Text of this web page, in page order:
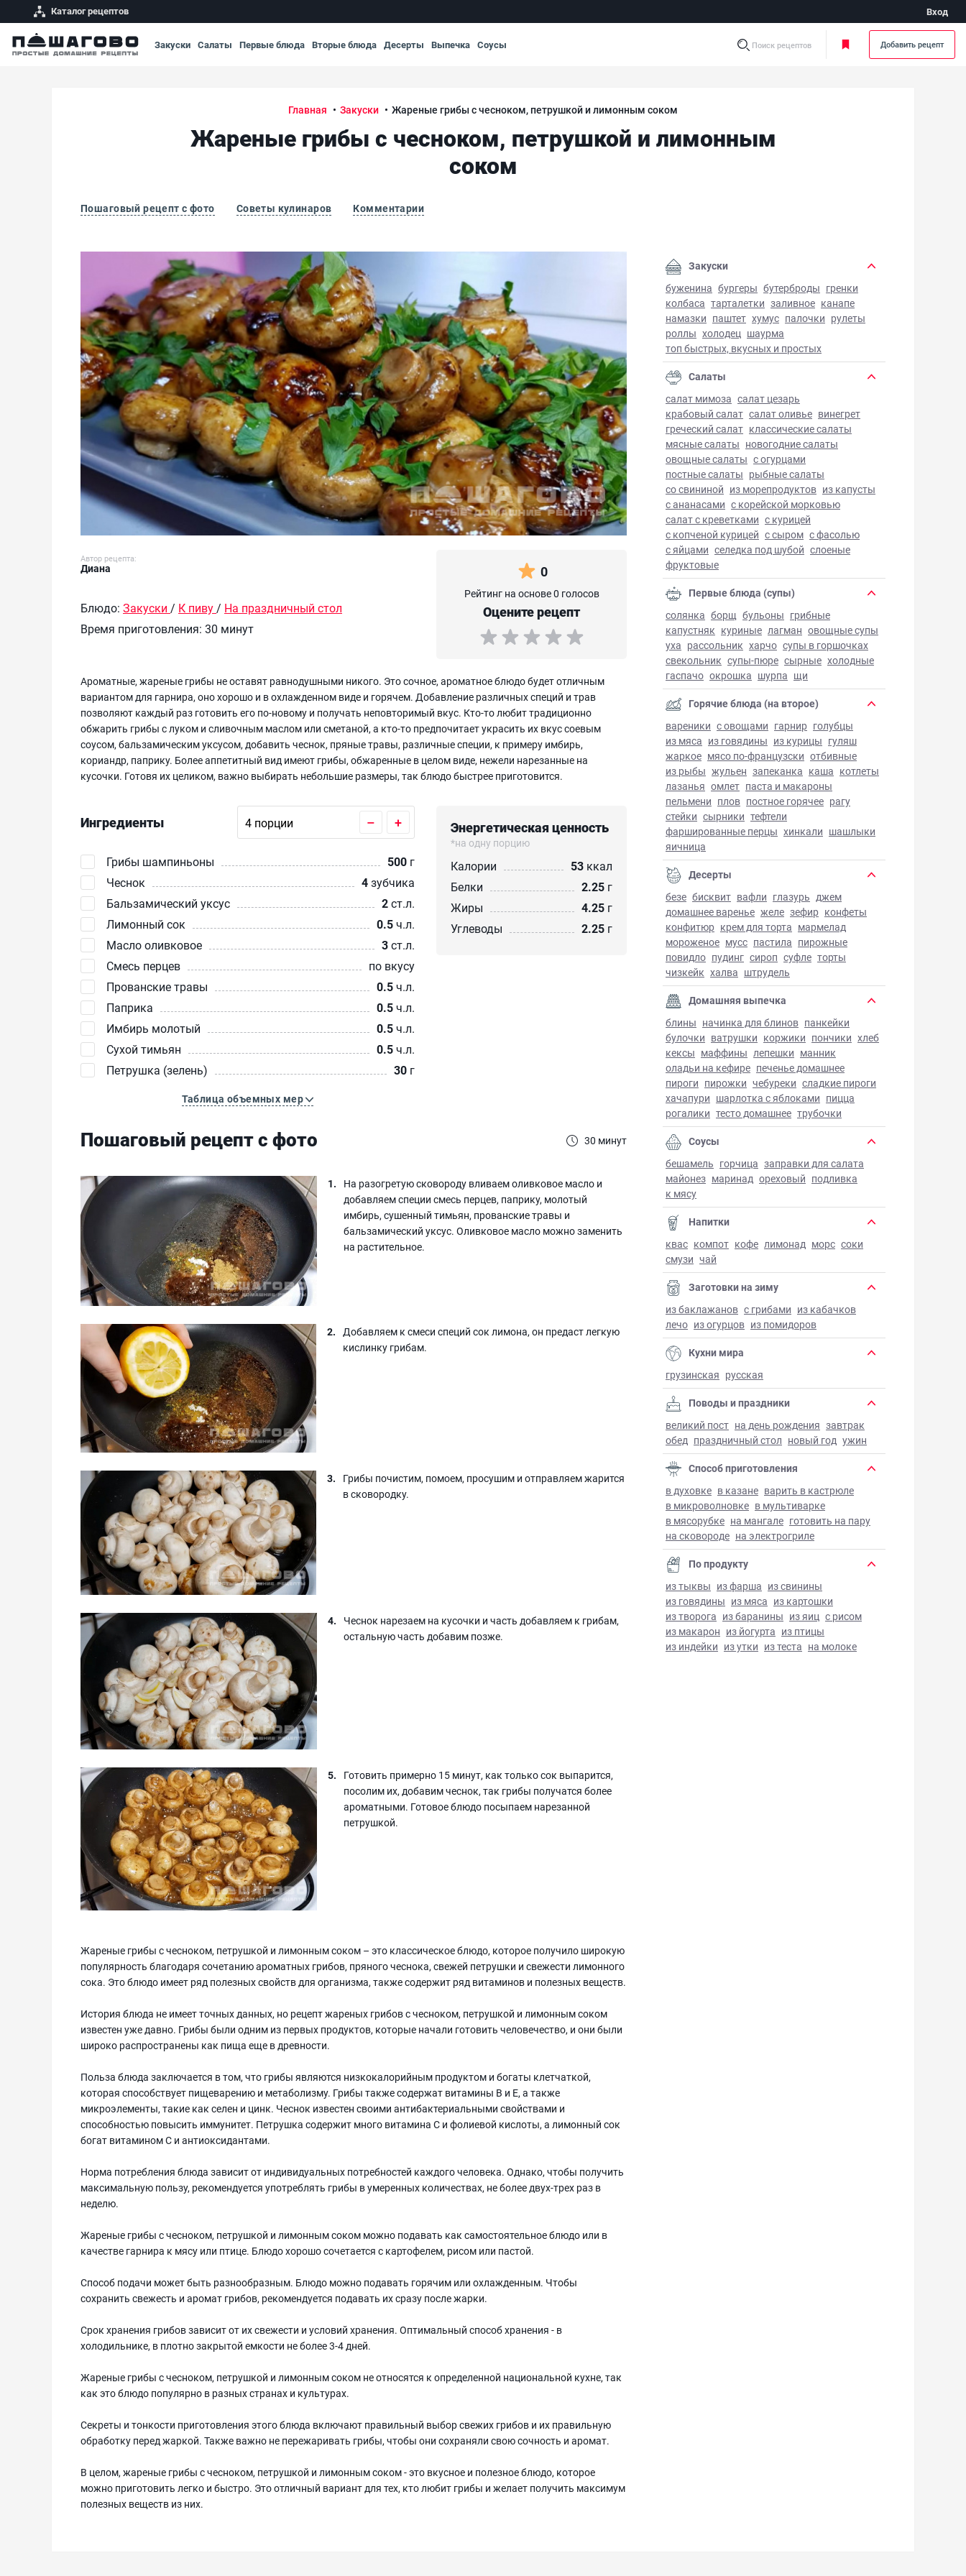
Каталог рецептов Вход
Закуски Салаты Первые блюда Вторые блюда Десерты Выпечка Соусы Поиск рецептов Добавить рецепт
Главная Закуски Жареные грибы с чесноком, петрушкой и лимонным соком
Жареные грибы с чесноком, петрушкой и лимонным
соком
Пошаговый рецепт с фото Советы кулинаров Комментарии
Жареные грибы с чесноком, петрушкой и лимонным соком Жареные грибы с чесноком, петрушкой и лимонным соком -
Автор рецепта:
Диана
Блюдо: Закуски / К пиву / На праздничный стол
Время приготовления: 30 минут
0
Рейтинг на основе 0 голосов
Оцените рецепт
Ароматные, жареные грибы не оставят равнодушными никого. Это сочное, ароматное блюдо будет отличным
вариантом для гарнира, оно хорошо и в охлажденном виде и горячем. Добавление различных специй и трав
позволяют каждый раз готовить его по-новому и получать неповторимый вкус. Кто-то любит традиционно
обжарить грибы с луком и сливочным маслом или сметаной, а кто-то предпочитает украсить их вкус соевым
соусом, бальзамическим уксусом, добавить чеснок, пряные травы, различные специи, к примеру имбирь,
кориандр, паприку. Более аппетитный вид имеют грибы, обжаренные в целом виде, нежели нарезанные на
кусочки. Готовя их целиком, важно выбирать небольшие размеры, так блюдо быстрее приготовится.
Ингредиенты – +
Грибы шампиньоны 500 г
Чеснок
4зубчика
Бальзамический уксус
2ст.л.
Лимонный сок
0.5ч.л.
Масло оливковое
3ст.л.
Смесь перцев
по вкусу
Прованские травы
0.5ч.л.
Паприка
0.5ч.л.
Имбирь молотый
0.5ч.л.
Сухой тимьян
0.5ч.л.
Петрушка (зелень)
30 г
Таблица объемных мер
Энергетическая ценность
*на одну порцию
Калории 53 ккал
Белки
2.25 г
Жиры
4.25 г
Углеводы
2.25 г
Пошаговый рецепт с фото 30 минут
На разогретую сковороду вливаем оливковое масло и
добавляем специи смесь перцев, паприку, молотый
имбирь, сушенный тимьян, прованские травы и
бальзамический уксус. Оливковое масло можно заменить
на растительное.
Добавляем к смеси специй сок лимона, он предаст легкую
кислинку грибам.
Грибы почистим, помоем, просушим и отправляем жарится
в сковородку.
Чеснок нарезаем на кусочки и часть добавляем к грибам,
остальную часть добавим позже.
Готовить примерно 15 минут, как только сок выпарится,
посолим их, добавим чеснок, так грибы получатся более
ароматными. Готовое блюдо посыпаем нарезанной
петрушкой.
Жареные грибы с чесноком, петрушкой и лимонным соком – это классическое блюдо, которое получило широкую
популярность благодаря сочетанию ароматных грибов, пряного чеснока, свежей петрушки и свежести лимонного
сока. Это блюдо имеет ряд полезных свойств для организма, также содержит ряд витаминов и полезных веществ.
История блюда не имеет точных данных, но рецепт жареных грибов с чесноком, петрушкой и лимонным соком
известен уже давно. Грибы были одним из первых продуктов, которые начали готовить человечество, и они были
широко распространены как пища еще в древности.
Польза блюда заключается в том, что грибы являются низкокалорийным продуктом и богаты клетчаткой,
которая способствует пищеварению и метаболизму. Грибы также содержат витамины В и Е, а также
микроэлементы, такие как селен и цинк. Чеснок известен своими антибактериальными свойствами и
способностью повысить иммунитет. Петрушка содержит много витамина С и фолиевой кислоты, а лимонный сок
богат витамином С и антиоксидантами.
Норма потребления блюда зависит от индивидуальных потребностей каждого человека. Однако, чтобы получить
максимальную пользу, рекомендуется употреблять грибы в умеренных количествах, не более двух-трех раз в
неделю.
Жареные грибы с чесноком, петрушкой и лимонным соком можно подавать как самостоятельное блюдо или в
качестве гарнира к мясу или птице. Блюдо хорошо сочетается с картофелем, рисом или пастой.
Способ подачи может быть разнообразным. Блюдо можно подавать горячим или охлажденным. Чтобы
сохранить свежесть и аромат грибов, рекомендуется подавать их сразу после жарки.
Срок хранения грибов зависит от их свежести и условий хранения. Оптимальный способ хранения - в
холодильнике, в плотно закрытой емкости не более 3-4 дней.
Жареные грибы с чесноком, петрушкой и лимонным соком не относятся к определенной национальной кухне, так
как это блюдо популярно в разных странах и культурах.
Секреты и тонкости приготовления этого блюда включают правильный выбор свежих грибов и их правильную
обработку перед жаркой. Также важно не пережаривать грибы, чтобы они сохраняли свою сочность и аромат.
В целом, жареные грибы с чесноком, петрушкой и лимонным соком - это вкусное и полезное блюдо, которое
можно приготовить легко и быстро. Это отличный вариант для тех, кто любит грибы и желает получить максимум
полезных веществ из них.
Закуски
буженина бургеры бутерброды гренки
колбаса тарталетки заливное канапе
намазки паштет хумус палочки рулеты
роллы холодец шаурма
топ быстрых, вкусных и простых
Салаты
салат мимоза салат цезарь
крабовый салат салат оливье винегрет
греческий салат классические салаты
мясные салаты новогодние салаты
овощные салаты с огурцами
постные салаты рыбные салаты
со свининой из морепродуктов из капусты
с ананасами с корейской морковью
салат с креветками с курицей
с копченой курицей с сыром с фасолью
с яйцами селедка под шубой слоеные
фруктовые
Первые блюда (супы)
солянка борщ бульоны грибные
капустняк куриные лагман овощные супы
уха рассольник харчо супы в горшочках
свекольник супы-пюре сырные холодные
гаспачо окрошка шурпа щи
Горячие блюда (на второе)
вареники с овощами гарнир голубцы
из мяса из говядины из курицы гуляш
жаркое мясо по-французски отбивные
из рыбы жульен запеканка каша котлеты
лазанья омлет паста и макароны
пельмени плов постное горячее рагу
стейки сырники тефтели
фаршированные перцы хинкали шашлыки
яичница
Десерты
безе бисквит вафли глазурь джем
домашнее варенье желе зефир конфеты
конфитюр крем для торта мармелад
мороженое мусс пастила пирожные
повидло пудинг сироп суфле торты
чизкейк халва штрудель
Домашняя выпечка
блины начинка для блинов панкейки
булочки ватрушки коржики пончики хлеб
кексы маффины лепешки манник
оладьи на кефире печенье домашнее
пироги пирожки чебуреки сладкие пироги
хачапури шарлотка с яблоками пицца
рогалики тесто домашнее трубочки
Соусы
бешамель горчица заправки для салата
майонез маринад ореховый подливка
к мясу
Напитки
квас компот кофе лимонад морс соки
смузи чай
Заготовки на зиму
из баклажанов с грибами из кабачков
лечо из огурцов из помидоров
Кухни мира
грузинская русская
Поводы и праздники
великий пост на день рождения завтрак
обед праздничный стол новый год ужин
Способ приготовления
в духовке в казане варить в кастрюле
в микроволновке в мультиварке
в мясорубке на мангале готовить на пару
на сковороде на электрогриле
По продукту
из тыквы из фарша из свинины
из говядины из мяса из картошки
из творога из баранины из яиц с рисом
из макарон из йогурта из птицы
из индейки из утки из теста на молоке